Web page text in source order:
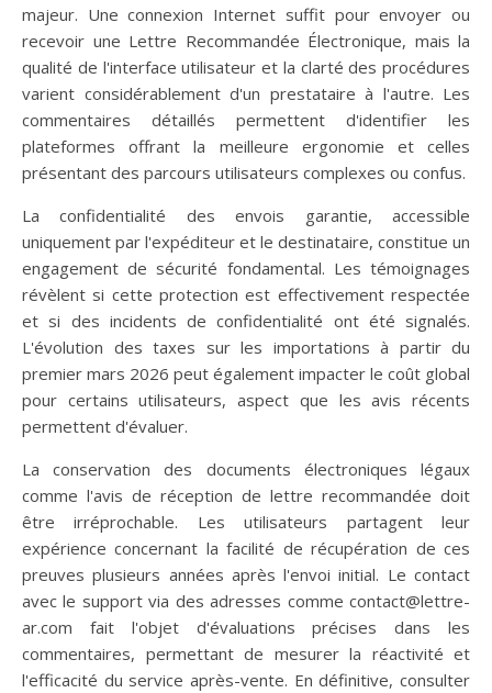
majeur. Une connexion Internet suffit pour envoyer ou
recevoir une Lettre Recommandée Électronique, mais la
qualité de l'interface utilisateur et la clarté des procédures
varient considérablement d'un prestataire à l'autre. Les
commentaires détaillés permettent d'identifier les
plateformes offrant la meilleure ergonomie et celles
présentant des parcours utilisateurs complexes ou confus.
La confidentialité des envois garantie, accessible
uniquement par l'expéditeur et le destinataire, constitue un
engagement de sécurité fondamental. Les témoignages
révèlent si cette protection est effectivement respectée
et si des incidents de confidentialité ont été signalés.
L'évolution des taxes sur les importations à partir du
premier mars 2026 peut également impacter le coût global
pour certains utilisateurs, aspect que les avis récents
permettent d'évaluer.
La conservation des documents électroniques légaux
comme l'avis de réception de lettre recommandée doit
être irréprochable. Les utilisateurs partagent leur
expérience concernant la facilité de récupération de ces
preuves plusieurs années après l'envoi initial. Le contact
avec le support via des adresses comme contact@lettre-
ar.com fait l'objet d'évaluations précises dans les
commentaires, permettant de mesurer la réactivité et
l'efficacité du service après-vente. En définitive, consulter